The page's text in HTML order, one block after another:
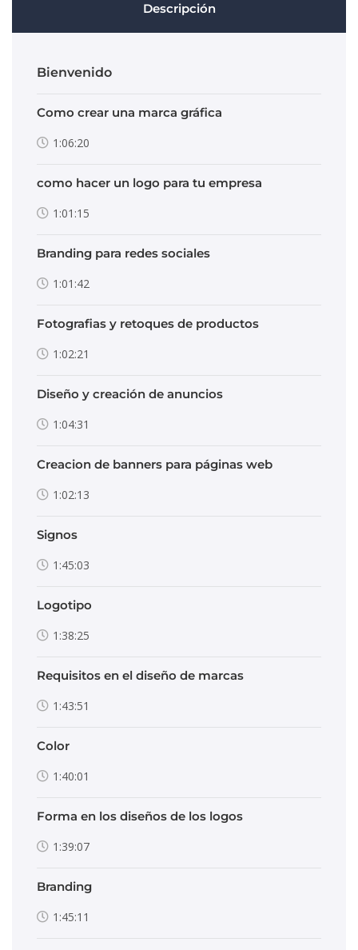
Descripción
Bienvenido
Como crear una marca gráfica
1:06:20
como hacer un logo para tu empresa
1:01:15
Branding para redes sociales
1:01:42
Fotografias y retoques de productos
1:02:21
Diseño y creación de anuncios
1:04:31
Creacion de banners para páginas web
1:02:13
Signos
1:45:03
Logotipo
1:38:25
Requisitos en el diseño de marcas
1:43:51
Color
1:40:01
Forma en los diseños de los logos
1:39:07
Branding
1:45:11